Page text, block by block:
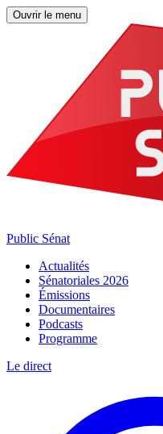
Ouvrir le menu
Public Sénat
Actualités
Sénatoriales 2026
Émissions
Documentaires
Podcasts
Programme
Le direct